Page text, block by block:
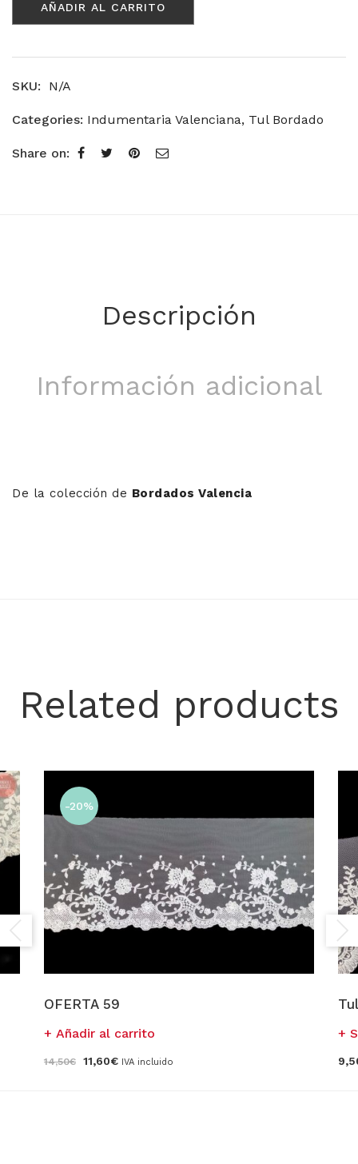
AÑADIR AL CARRITO
SKU: N/A
Categories: Indumentaria Valenciana, Tul Bordado
Share on:
Descripción
Información adicional
De la colección de Bordados Valencia
Related products
-20%
OFERTA 59
Añadir al carrito
14,50€
El
11,60€ElIVA incluido